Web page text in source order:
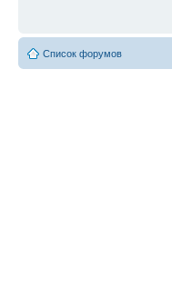
Список форумов